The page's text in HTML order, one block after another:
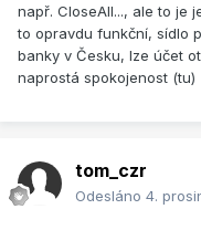
např. CloseAll..., ale to je
to opravdu funkční, sídlo
banky v Česku, lze účet
naprostá spokojenost (tu)
tom_czr
Odesláno 4.